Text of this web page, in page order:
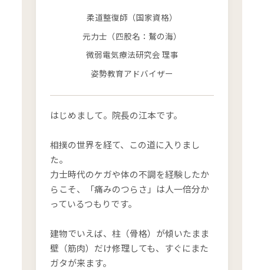
柔道整復師（国家資格）
元力士（四股名：鷲の海）
微弱電気療法研究会 理事
姿勢教育アドバイザー
はじめまして。院長の江本です。
相撲の世界を経て、この道に入りまし
た。
力士時代のケガや体の不調を経験したか
らこそ、「痛みのつらさ」は人一倍分か
っているつもりです。
建物でいえば、柱（骨格）が傾いたまま
壁（筋肉）だけ修理しても、すぐにまた
ガタが来ます。